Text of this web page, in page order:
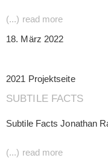
(...) read more
18. März 2022
2021 Projektseite
SUBTILE FACTS
Subtile Facts Jonathan
(...) read more